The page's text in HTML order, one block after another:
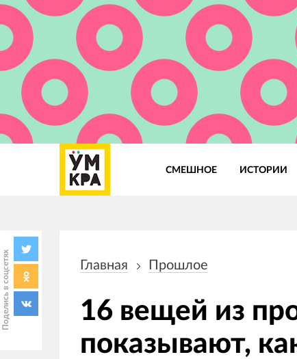
СМЕШНОЕ ИСТОРИИ
Поделись в соцсетях навигации
Главная Прошлое
16 вещей из
показывают,